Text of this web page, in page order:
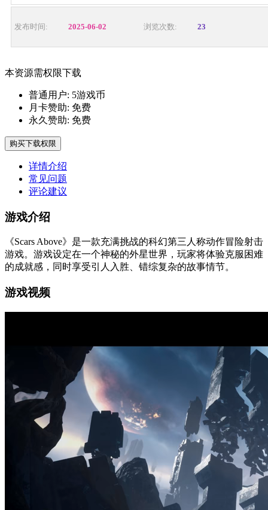
发布时间: 2025-06-02 浏览次数: 23
本资源需权限下载
普通用户: 5游戏币
月卡赞助: 免费
永久赞助: 免费
购买下载权限
详情介绍
常见问题
评论建议
游戏介绍
《Scars Above》是一款充满挑战的科幻第三人称动作冒险射击
游戏。游戏设定在一个神秘的外星世界，玩家将体验克服困难
的成就感，同时享受引人入胜、错综复杂的故事情节。
游戏视频